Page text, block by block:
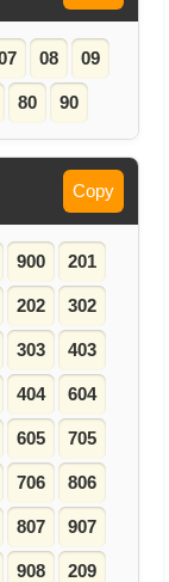
08 09
80 90
Copy
900 201
202 302
303 403
404 604
605 705
706 806
807 907
908 209